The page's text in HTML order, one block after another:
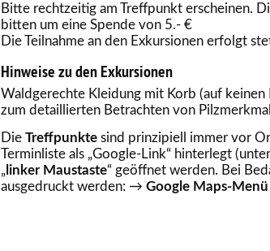
Bitte rechtzeitig am Treffpunkt erscheinen.
bitten um eine Spende von 5.- €
Die Teilnahme an den Exkursionen erfolgt
Hinweise zu den Exkursionen
Waldgerechte Kleidung mit Korb (auf
zum detaillierten Betrachten von
DieTreffpunkte sind prinzipiell immer vor
Terminliste als „Google-Link“ hinterlegt
„ linker Maustaste“ geöffnet werden. Bei
ausgedruckt werden: →Google Maps-Menü